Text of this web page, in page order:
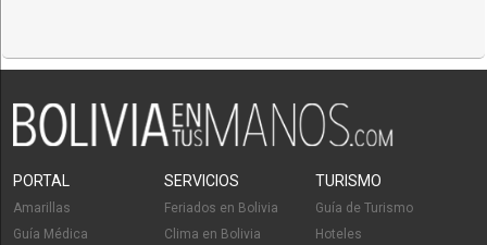
PORTAL
Amarillas
Guía Médica
SERVICIOS
Feriados en Bolivia
Clima en Bolivia
TURISMO
Guía de Turismo
Hoteles